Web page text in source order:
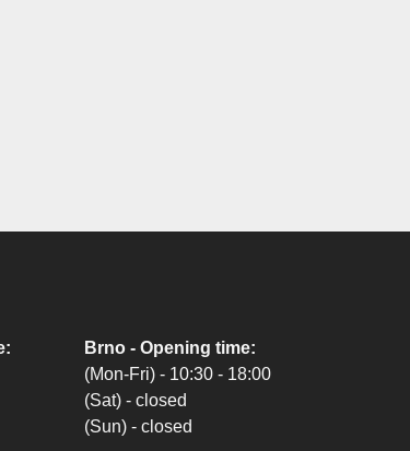
Brno - Opening time:
(Mon-Fri) - 10:30 - 18:00
(Sat) - closed
(Sun) - closed